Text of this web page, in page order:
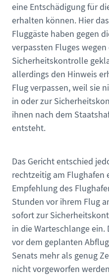
eine Entschädigung für
erhalten können. Hier
Fluggäste haben gegen
verpassten Fluges
Sicherheitskontrolle
allerdings den Hinweis
Flug verpassen, weil sie
in oder zur
ihnen nach dem
entsteht.
Das Gericht entschied
rechtzeitig am Flughafen
Empfehlung des
Stunden vor ihrem Flug
sofort zur
in die Warteschlange ein.
vor dem geplanten
Senats mehr als genug
nicht vorgeworfen